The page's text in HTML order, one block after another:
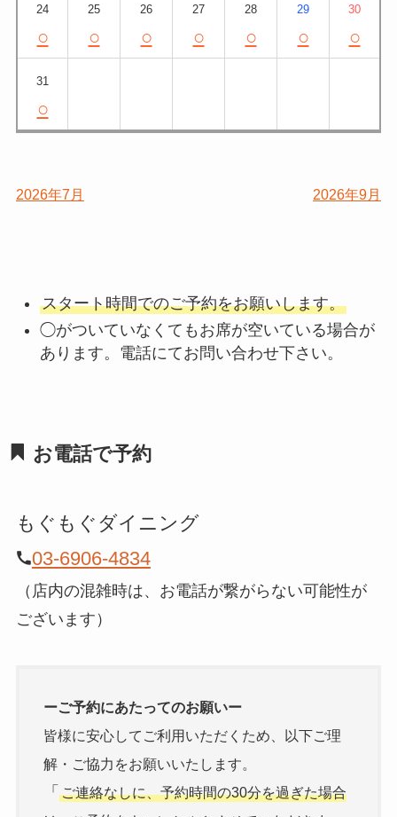
24
○
25
○
26
○
27
○
28
○
29
○
30
○
31
○
2026年7月 2026年9月
スタート時間でのご予約をお願いします。
◯がついていなくてもお席が空いている場合が
あります。電話にてお問い合わせ下さい。
お電話で予約
もぐもぐダイニング
03-6906-4834
（店内の混雑時は、お電話が繋がらない可能性が
ございます）
ーご予約にあたってのお願いー
皆様に安心してご利用いただくため、以下ご理
解・ご協力をお願いいたします。
「 ご連絡なしに、予約時間の30分を過ぎた場合